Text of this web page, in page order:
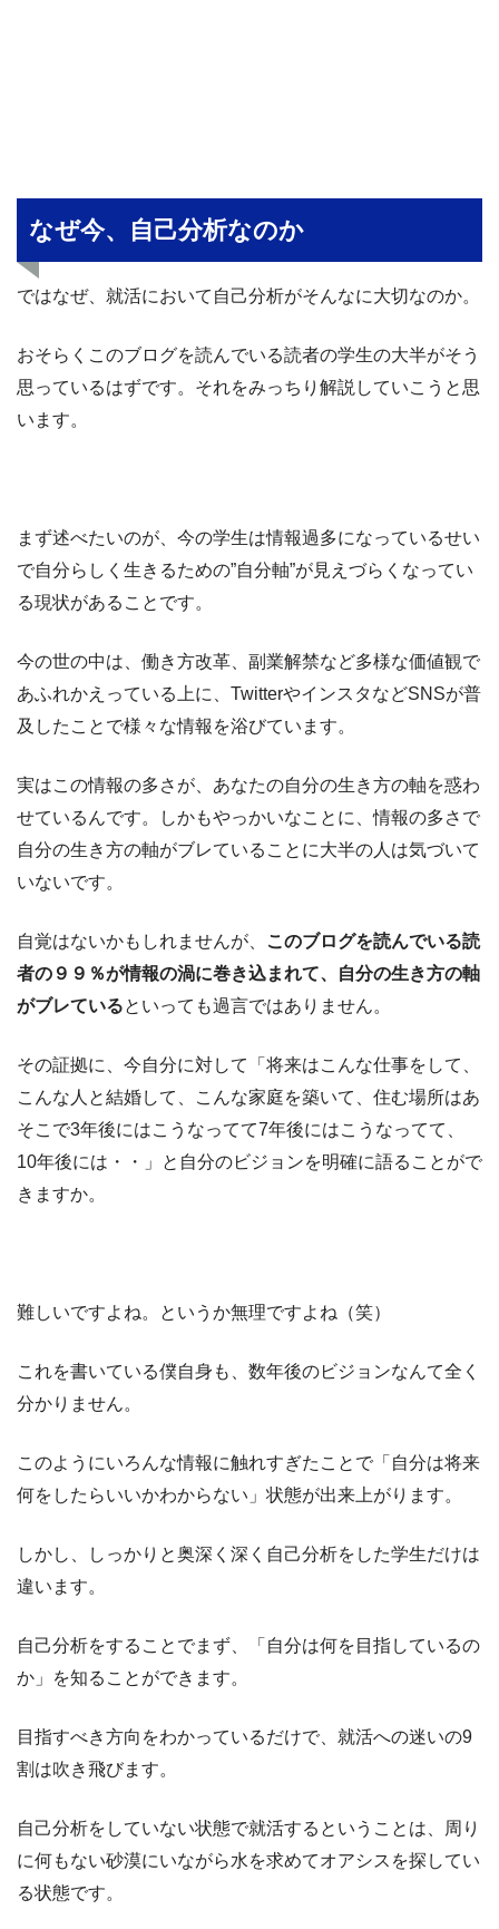
なぜ今、自己分析なのか
ではなぜ、就活において自己分析がそんなに大切なのか。
おそらくこのブログを読んでいる読者の学生の大半がそう
思っているはずです。それをみっちり解説していこうと思
います。
まず述べたいのが、今の学生は情報過多になっているせい
で自分らしく生きるための”自分軸”が見えづらくなってい
る現状があることです。
今の世の中は、働き方改革、副業解禁など多様な価値観で
あふれかえっている上に、TwitterやインスタなどSNSが普
及したことで様々な情報を浴びています。
実はこの情報の多さが、あなたの自分の生き方の軸を惑わ
せているんです。しかもやっかいなことに、情報の多さで
自分の生き方の軸がブレていることに大半の人は気づいて
いないです。
自覚はないかもしれませんが、
このブログを読んでいる読
者の９９％が情報の渦に巻き込まれて、自分の生き方の軸
がブレているといっても過言ではありません。
その証拠に、今自分に対して「将来はこんな仕事をして、
こんな人と結婚して、こんな家庭を築いて、住む場所はあ
そこで3年後にはこうなってて7年後にはこうなってて、
10年後には・・」と自分のビジョンを明確に語ることがで
きますか。
難しいですよね。というか無理ですよね（笑）
これを書いている僕自身も、数年後のビジョンなんて全く
分かりません。
このようにいろんな情報に触れすぎたことで「自分は将来
何をしたらいいかわからない」状態が出来上がります。
しかし、しっかりと奥深く深く自己分析をした学生だけは
違います。
自己分析をすることでまず、「自分は何を目指しているの
か」を知ることができます。
目指すべき方向をわかっているだけで、就活への迷いの9
割は吹き飛びます。
自己分析をしていない状態で就活するということは、周り
に何もない砂漠にいながら水を求めてオアシスを探してい
る状態です。